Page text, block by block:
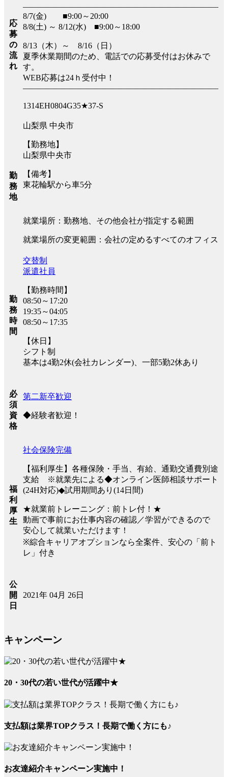
応
募
の
流
れ
――――――――――――――――――――――――
8/7(金) ■9:00～20:00
8/8(土) ～ 8/12(水) ■9:00～18:00
8/13（木）～ 8/16（日）
夏季休業期間のため、電話での応募受付はお休みで
す。
WEB応募は24ｈ受付中！
――――――――――――――――――――――――
1314EH0804G35★37-S
勤
務
地
山梨県 中央市
【勤務地】
山梨県中央市
【備考】
東花輪駅から車5分
就業場所：勤務地、その他会社が指定する範囲
就業場所の変更範囲：会社の定めるすべてのオフィス
勤
務
時
間
交替制
派遣社員
【勤務時間】
08:50～17:20
19:35～04:05
08:50～17:35
【休日】
シフト制
基本は4勤2休(会社カレンダー)、一部5勤2休あり
必
須
資
格
第二新卒歓迎
◆経験者歓迎！
福
利
厚
生
社会保険完備
【福利厚生】各種保険・手当、有給、通勤交通費別途
支給 ※就業先による◆オンライン医師相談サポート
(24H対応)◆試用期間あり(14日間)
★就業前トレーニング：前トレ付！★
動画で事前にお仕事内容の確認／学習ができるので
安心して就業いただけます！
※綜合キャリアオプションなら全案件、安心の「前ト
レ」付き
公
開
日
2021年 04月 26日
キャンペーン
20・30代の若い世代が活躍中★
支払額は業界TOPクラス！長期で働く方にも♪
お友達紹介キャンペーン実施中！